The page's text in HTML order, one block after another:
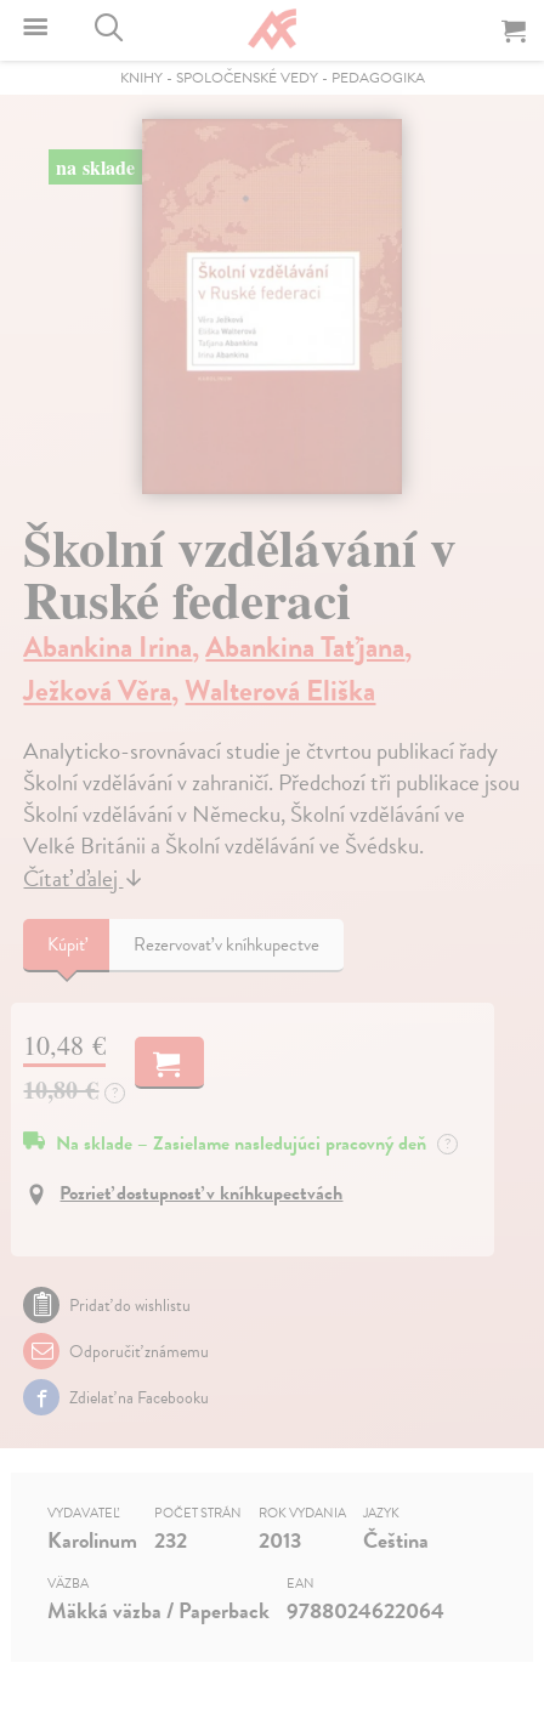
KNIHY- SPOLOČENSKÉ VEDY- PEDAGOGIKA
na sklade
Školní vzdělávání v
Ruské federaci
Abankina Irina,Abankina Taťjana,
Ježková Věra,Walterová Eliška
Analyticko-srovnávací studie je čtvrtou publikací řady
Školní vzdělávání v zahraničí. Předchozí tři publikace jsou
Školní vzdělávání v Německu, Školní vzdělávání ve
Velké Británii a Školní vzdělávání ve Švédsku.
Čítať ďalej↓
Kúpiť Rezervovať v kníhkupectve
10,48 €
10,80 € ?
Na sklade – Zasielame nasledujúci pracovný deň ?
Pozrieť dostupnosť v kníhkupectvách
Pridať do wishlistu
Odporučiť známemu
Zdielať na Facebooku
VYDAVATEĽ
Karolinum
POČET STRÁN
232
ROK VYDANIA
2013
JAZYK
Čeština
VÄZBA
Mäkká väzba / Paperback
EAN
9788024622064